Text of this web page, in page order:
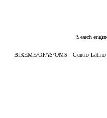
Search
BIREME/OPAS/OMS - Centro Latino-